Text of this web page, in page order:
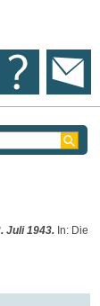
Juli 1943. In: Die